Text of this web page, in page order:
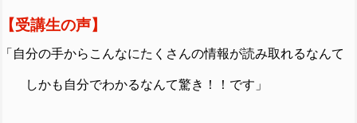
【受講生の声】
「自分の手からこんなにたくさんの情報が読み取れるなんて
しかも自分でわかるなんて驚き！！です」